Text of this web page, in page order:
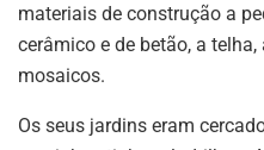
materiais de construção a
cerâmico e de betão, a
mosaicos.
Os seus jardins eram